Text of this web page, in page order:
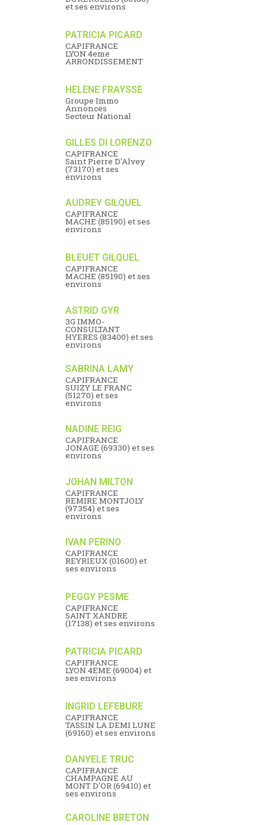
et ses environs
PATRICIA PICARD
CAPIFRANCE
LYON 4eme
ARRONDISSEMENT
HELENE FRAYSSE
Groupe Immo
Annonces
Secteur National
GILLES DI LORENZO
CAPIFRANCE
Saint Pierre D'Alvey
(73170) et ses
environs
AUDREY GILQUEL
CAPIFRANCE
MACHE (85190) et ses
environs
BLEUET GILQUEL
CAPIFRANCE
MACHE (85190) et ses
environs
ASTRID GYR
3G IMMO-
CONSULTANT
HYERES (83400) et ses
environs
SABRINA LAMY
CAPIFRANCE
SUIZY LE FRANC
(51270) et ses
environs
NADINE REIG
CAPIFRANCE
JONAGE (69330) et ses
environs
JOHAN MILTON
CAPIFRANCE
REMIRE MONTJOLY
(97354) et ses
environs
IVAN PERINO
CAPIFRANCE
REYRIEUX (01600) et
ses environs
PEGGY PESME
CAPIFRANCE
SAINT XANDRE
(17138) et ses environs
PATRICIA PICARD
CAPIFRANCE
LYON 4EME (69004) et
ses environs
INGRID LEFEBURE
CAPIFRANCE
TASSIN LA DEMI LUNE
(69160) et ses environs
DANYELE TRUC
CAPIFRANCE
CHAMPAGNE AU
MONT D'OR (69410) et
ses environs
CAROLINE BRETON